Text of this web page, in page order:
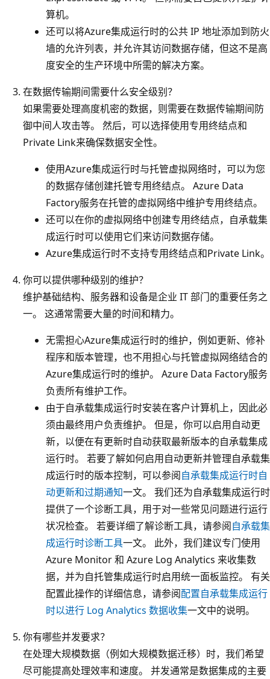
算机。
还可以将Azure集成运行时的公共 IP 地址添加到防火
墙的允许列表，并允许其访问数据存储，但这不是高
度安全的生产环境中所需的解决方案。
在数据传输期间需要什么安全级别？
如果需要处理高度机密的数据，则需要在数据传输期间防
御中间人攻击等。 然后，可以选择使用专用终结点和
Private Link来确保数据安全性。
使用Azure集成运行时与托管虚拟网络时，可以为您
的数据存储创建托管专用终结点。 Azure Data
Factory服务在托管的虚拟网络中维护专用终结点。
还可以在你的虚拟网络中创建专用终结点，自承载集
成运行时可以使用它们来访问数据存储。
Azure集成运行时不支持专用终结点和Private Link。
你可以提供哪种级别的维护？
维护基础结构、服务器和设备是企业 IT 部门的重要任务之
一。 这通常需要大量的时间和精力。
无需担心Azure集成运行时的维护，例如更新、修补
程序和版本管理，也不用担心与托管虚拟网络结合的
Azure集成运行时的维护。 Azure Data Factory服务
负责所有维护工作。
由于自承载集成运行时安装在客户计算机上，因此必
须由最终用户负责维护。 但是，你可以启用自动更
新，以便在有更新时自动获取最新版本的自承载集成
运行时。 若要了解如何启用自动更新并管理自承载集
成运行时的版本控制，可以参阅自承载集成运行时自
动更新和过期通知一文。 我们还为自承载集成运行时
提供了一个诊断工具，用于对一些常见问题进行运行
状况检查。 若要详细了解诊断工具，请参阅自承载集
成运行时诊断工具一文。 此外，我们建议专门使用
Azure Monitor 和 Azure Log Analytics 来收集数
据，并为自托管集成运行时启用统一面板监控。 有关
配置此操作的详细信息，请参阅配置自承载集成运行
时以进行 Log Analytics 数据收集一文中的说明。
你有哪些并发要求？
在处理大规模数据（例如大规模数据迁移）时，我们希望
尽可能提高处理效率和速度。 并发通常是数据集成的主要